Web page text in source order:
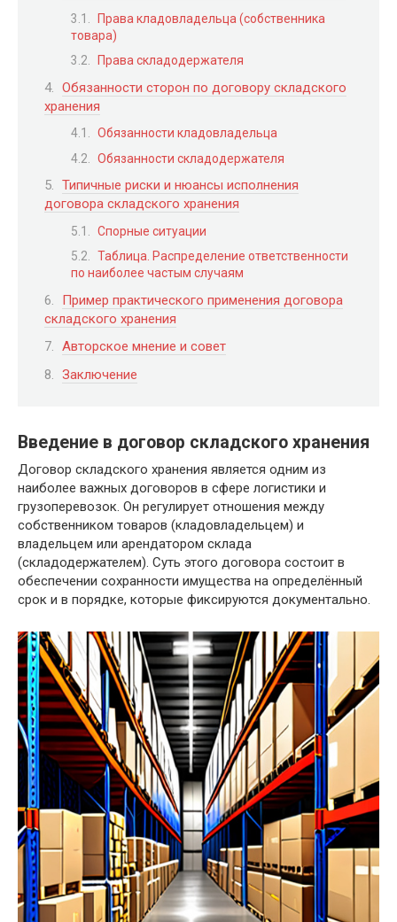
Права кладовладельца (собственника
товара)
Права складодержателя
Обязанности сторон по договору складского
хранения
Обязанности кладовладельца
Обязанности складодержателя
Типичные риски и нюансы исполнения
договора складского хранения
Спорные ситуации
Таблица. Распределение ответственности
по наиболее частым случаям
Пример практического применения договора
складского хранения
Авторское мнение и совет
Заключение
Введение в договор складского хранения
Договор складского хранения является одним из
наиболее важных договоров в сфере логистики и
грузоперевозок. Он регулирует отношения между
собственником товаров (кладовладельцем) и
владельцем или арендатором склада
(складодержателем). Суть этого договора состоит в
обеспечении сохранности имущества на определённый
срок и в порядке, которые фиксируются документально.